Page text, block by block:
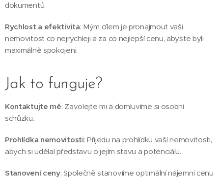
dokumentů.
Rychlost a efektivita: Mým cílem je pronajmout vaši
nemovitost co nejrychleji a za co nejlepší cenu, abyste byli
maximálně spokojeni.
Jak to funguje?
Kontaktujte mě: Zavolejte mi a domluvíme si osobní
schůzku.
Prohlídka nemovitosti: Přijedu na prohlídku vaší nemovitosti,
abych si udělal představu o jejím stavu a potenciálu.
Stanovení ceny: Společně stanovíme optimální nájemní cenu